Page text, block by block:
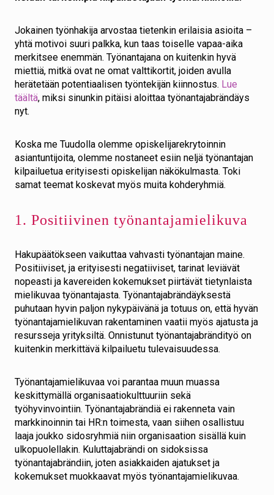
Jokainen työnhakija arvostaa tietenkin erilaisia asioita –
yhtä motivoi suuri palkka, kun taas toiselle vapaa-aika
merkitsee enemmän. Työnantajana on kuitenkin hyvä
miettiä, mitkä ovat ne omat valttikortit, joiden avulla
herätetään potentiaalisen työntekijän kiinnostus. Lue
täältä, miksi sinunkin pitäisi aloittaa työnantajabrändäys
nyt.
Koska me Tuudolla olemme opiskelijarekrytoinnin
asiantuntijoita, olemme nostaneet esiin neljä työnantajan
kilpailuetua erityisesti opiskelijan näkökulmasta. Toki
samat teemat koskevat myös muita kohderyhmiä.
1. Positiivinen työnantajamielikuva
Hakupäätökseen vaikuttaa vahvasti työnantajan maine.
Positiiviset, ja erityisesti negatiiviset, tarinat leviävät
nopeasti ja kavereiden kokemukset piirtävät tietynlaista
mielikuvaa työnantajasta. Työnantajabrändäyksestä
puhutaan hyvin paljon nykypäivänä ja totuus on, että hyvän
työnantajamielikuvan rakentaminen vaatii myös ajatusta ja
resursseja yrityksiltä. Onnistunut työnantajabrändityö on
kuitenkin merkittävä kilpailuetu tulevaisuudessa.
Työnantajamielikuvaa voi parantaa muun muassa
keskittymällä organisaatiokulttuuriin sekä
työhyvinvointiin. Työnantajabrändiä ei rakenneta vain
markkinoinnin tai HR:n toimesta, vaan siihen osallistuu
laaja joukko sidosryhmiä niin organisaation sisällä kuin
ulkopuolellakin. Kuluttajabrändi on sidoksissa
työnantajabrändiin, joten asiakkaiden ajatukset ja
kokemukset muokkaavat myös työnantajamielikuvaa.